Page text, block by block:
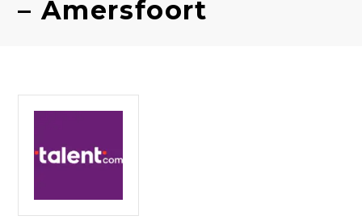
– Amersfoort